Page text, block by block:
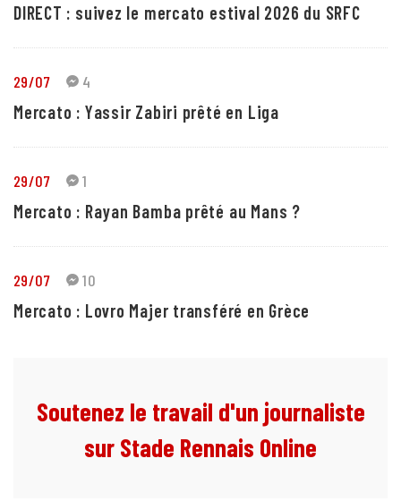
DIRECT : suivez le mercato estival 2026 du SRFC
29/07 4
Mercato : Yassir Zabiri prêté en Liga
29/07 1
Mercato : Rayan Bamba prêté au Mans ?
29/07 10
Mercato : Lovro Majer transféré en Grèce
Soutenez le travail d'un journaliste
sur Stade Rennais Online